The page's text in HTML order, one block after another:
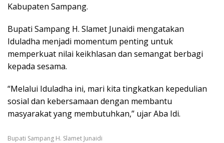
Kabupaten Sampang.
Bupati Sampang H. Slamet Junaidi mengatakan
Iduladha menjadi momentum penting untuk
memperkuat nilai keikhlasan dan semangat berbagi
kepada sesama.
“Melalui Iduladha ini, mari kita tingkatkan kepedulian
sosial dan kebersamaan dengan membantu
masyarakat yang membutuhkan,” ujar Aba Idi.
Bupati Sampang H. Slamet Junaidi